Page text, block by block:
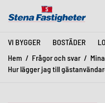
VI BYGGER BOSTÄDER
Hem Frågor och svar
Hur lägger jag till